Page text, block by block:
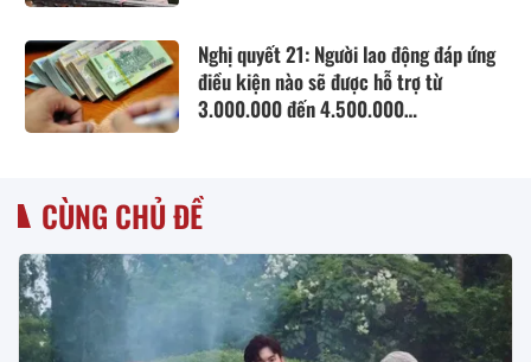
Nghị quyết 21: Người lao động đáp ứng
điều kiện nào sẽ được hỗ trợ từ
3.000.000 đến 4.500.000
CÙNG CHỦ ĐỀ